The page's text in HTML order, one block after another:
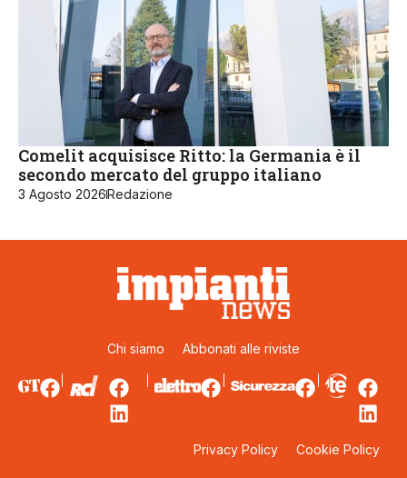
Comelit acquisisce Ritto: la Germania è il
secondo mercato del gruppo italiano
3 Agosto 2026 Redazione
Chi siamo Abbonati alle riviste
Privacy Policy Cookie Policy